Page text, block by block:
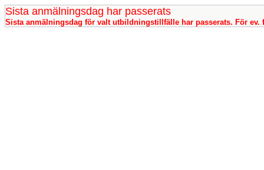
Sista anmälningsdag har passerats
Sista anmälningsdag för valt utbildningstillfälle har passerats. För